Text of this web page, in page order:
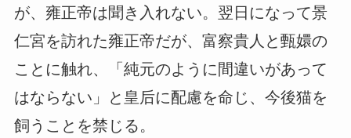
が、雍正帝は聞き入れない。翌日になって景
仁宮を訪れた雍正帝だが、富察貴人と甄嬛の
ことに触れ、「純元のように間違いがあって
はならない」と皇后に配慮を命じ、今後猫を
飼うことを禁じる。